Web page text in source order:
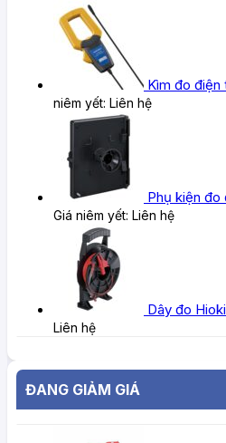
Kìm đo
niêm yết: Liên hệ
Phụ kiện
Giá niêm yết: Liên hệ
Dây đo
Liên hệ
ĐANG GIẢM GIÁ